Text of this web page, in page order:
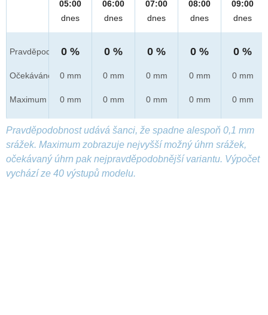
Pravděpod.
Očekáváno
Maximum
05:00
dnes
0 %
0 mm
0 mm
06:00
dnes
0 %
0 mm
0 mm
07:00
dnes
0 %
0 mm
0 mm
08:00
dnes
0 %
0 mm
0 mm
09:00
dnes
0 %
0 mm
0 mm
Pravděpodobnost udává šanci, že spadne alespoň 0,1 mm
srážek. Maximum zobrazuje nejvyšší možný úhrn srážek,
očekávaný úhrn pak nejpravděpodobnější variantu. Výpočet
vychází ze 40 výstupů modelu.